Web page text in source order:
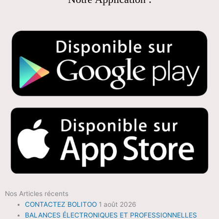
Nos Articles récents
CONTACTEZ BOLITOO 1 août 2026
BALANCES ÉLECTRONIQUES ET PROFESSIONNELLES